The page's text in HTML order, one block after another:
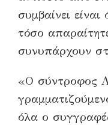
συμβαίνει
τόσο
συνυπάρχουν
«Ο σύντροφος
όλα ο